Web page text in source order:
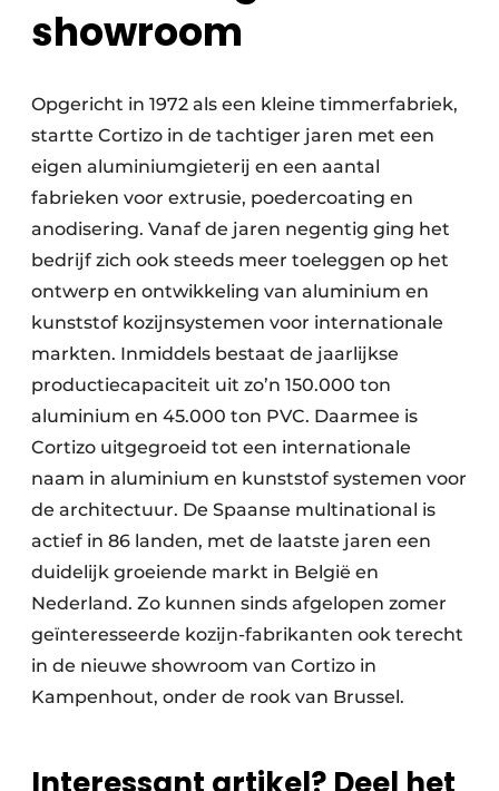
showroom
Opgericht in 1972 als een kleine timmerfabriek,
startte Cortizo in de tachtiger jaren met een
eigen aluminiumgieterij en een aantal
fabrieken voor extrusie, poedercoating en
anodisering. Vanaf de jaren negentig ging het
bedrijf zich ook steeds meer toeleggen op het
ontwerp en ontwikkeling van aluminium en
kunststof kozijnsystemen voor internationale
markten. Inmiddels bestaat de jaarlijkse
productiecapaciteit uit zo’n 150.000 ton
aluminium en 45.000 ton PVC. Daarmee is
Cortizo uitgegroeid tot een internationale
naam in aluminium en kunststof systemen voor
de architectuur. De Spaanse multinational is
actief in 86 landen, met de laatste jaren een
duidelijk groeiende markt in België en
Nederland. Zo kunnen sinds afgelopen zomer
geïnteresseerde kozijn-fabrikanten ook terecht
in de nieuwe showroom van Cortizo in
Kampenhout, onder de rook van Brussel.